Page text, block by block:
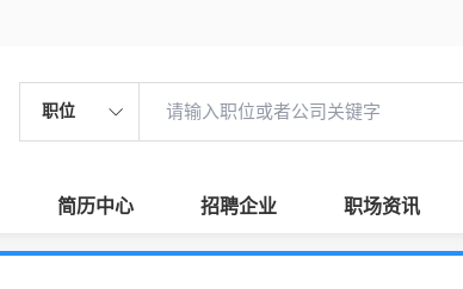
职位
简历中心 招聘企业 职场资讯